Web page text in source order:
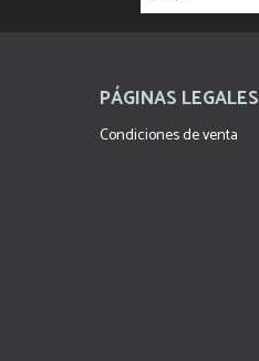
PÁGINAS LEGALES
Condiciones de venta